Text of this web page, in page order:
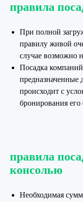
правила
При полной
правилу живой
случае возможно
Посадка
предназначенные
происходит с
бронирования
правила
консолью
Необходимая